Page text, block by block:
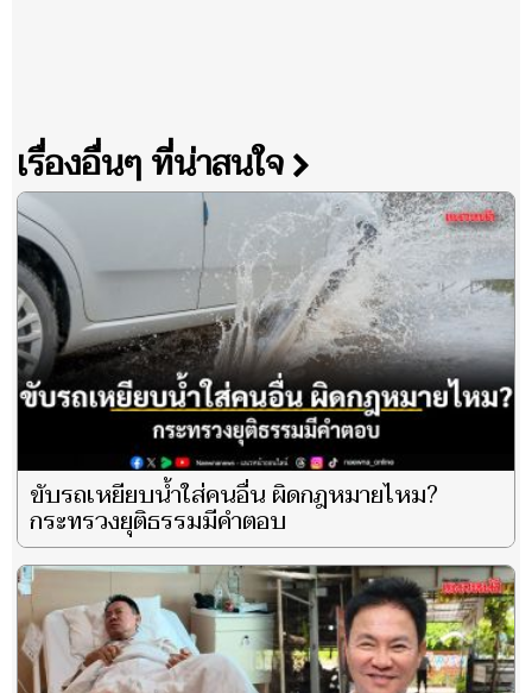
เรื่องอื่นๆ ที่น่าสนใจ
ขับรถเหยียบน้ำใส่คนอื่น ผิดกฎหมายไหม?
กระทรวงยุติธรรมมีคำตอบ